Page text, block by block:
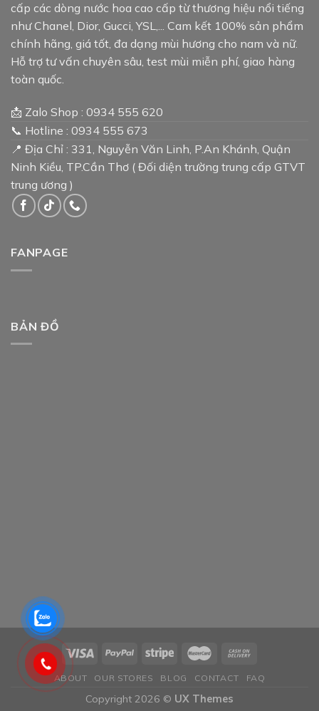
cấp các dòng nước hoa cao cấp từ thương hiệu nổi tiếng
như Chanel, Dior, Gucci, YSL,... Cam kết 100% sản phẩm
chính hãng, giá tốt, đa dạng mùi hương cho nam và nữ.
Hỗ trợ tư vấn chuyên sâu, test mùi miễn phí, giao hàng
toàn quốc.
📩 Zalo Shop : 0934 555 620
📞 Hotline : 0934 555 673
📍 Địa Chỉ : 331, Nguyễn Văn Linh, P.An Khánh, Quận
Ninh Kiều, TP.Cần Thơ ( Đối diện trường trung cấp GTVT
trung ương )
FANPAGE
BẢN ĐỒ
ABOUT OUR STORES BLOG CONTACT FAQ
Copyright 2026 © UX Themes